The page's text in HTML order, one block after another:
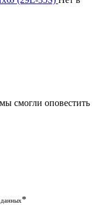
смогли оповестить
*